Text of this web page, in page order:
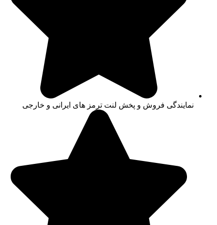
نمایندگی فروش و پخش لنت ترمز های ایرانی و خارجی